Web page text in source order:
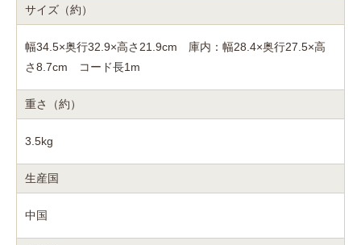
サイズ（約）
幅34.5×奥行32.9×高さ21.9cm 庫内：幅28.4×奥行27.5×高
さ8.7cm コード長1m
重さ（約）
3.5kg
生産国
中国